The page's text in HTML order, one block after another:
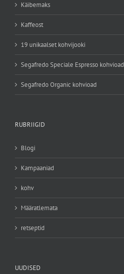
Käibemaks
Kaffeost
19 unikaalset kohvijooki
Segafredo Speciale Espresso kohvioad
Segafredo Organic kohvioad
RUBRIIGID
Blogi
Kampaaniad
kohv
Määratlemata
retseptid
UUDISED